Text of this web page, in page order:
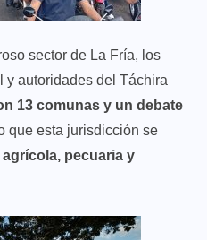
sector de La Fría, los
y autoridades del Táchira
13 comunas y un debate
que esta jurisdicción se
agrícola, pecuaria y